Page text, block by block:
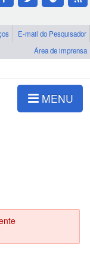
E-mail do Pesquisador
Área de imprensa
MENU